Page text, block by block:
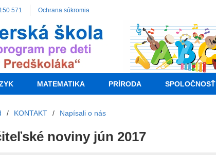
571 Ochrana súkromia
MATEMATIKA PRÍRODA SPOLOČNOSŤ
/ KONTAKT / Napísali o nás
noviny jún 2017